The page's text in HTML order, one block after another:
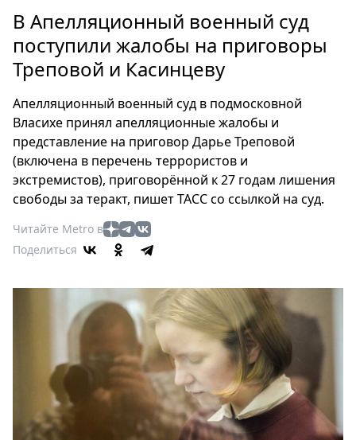
Россия
Мир
Здоровье
Туризм
Мода
Театр
Кино
Афиша
Книги
Выставки
релизы
О
Metro
Стримы
Спецпроекты
Звезды
В Апелляционный военный суд
поступили жалобы на приговоры
Треповой и Касинцеву
Апелляционный военный суд в подмосковной
Власихе принял апелляционные жалобы и
представление на приговор Дарье Треповой
(включена в перечень террористов и
экстремистов), приговорённой к 27 годам лишения
свободы за теракт, пишет ТАСС со ссылкой на суд.
Читайте Metro в
Поделиться